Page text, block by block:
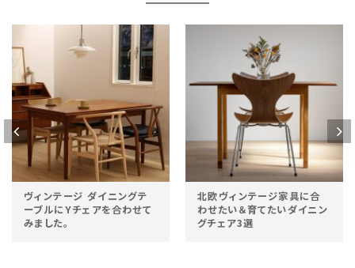
ヴィンテージ ダイニングテ
ーブルにYチェアを合わせて
みました。
北欧ヴィンテージ家具に合
わせたい＆育てたいダイニン
グチェア3選